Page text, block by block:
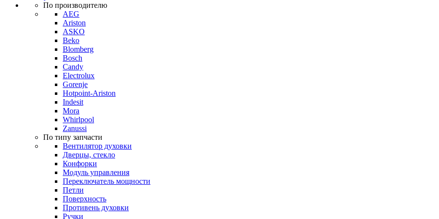
По производителю
AEG
Ariston
ASKO
Beko
Blomberg
Bosch
Candy
Electrolux
Gorenje
Hotpoint-Ariston
Indesit
Mora
Whirlpool
Zanussi
По типу запчасти
Вентилятор духовки
Дверцы, стекло
Конфорки
Модуль управления
Переключатель мощности
Петли
Поверхность
Противень духовки
Ручки